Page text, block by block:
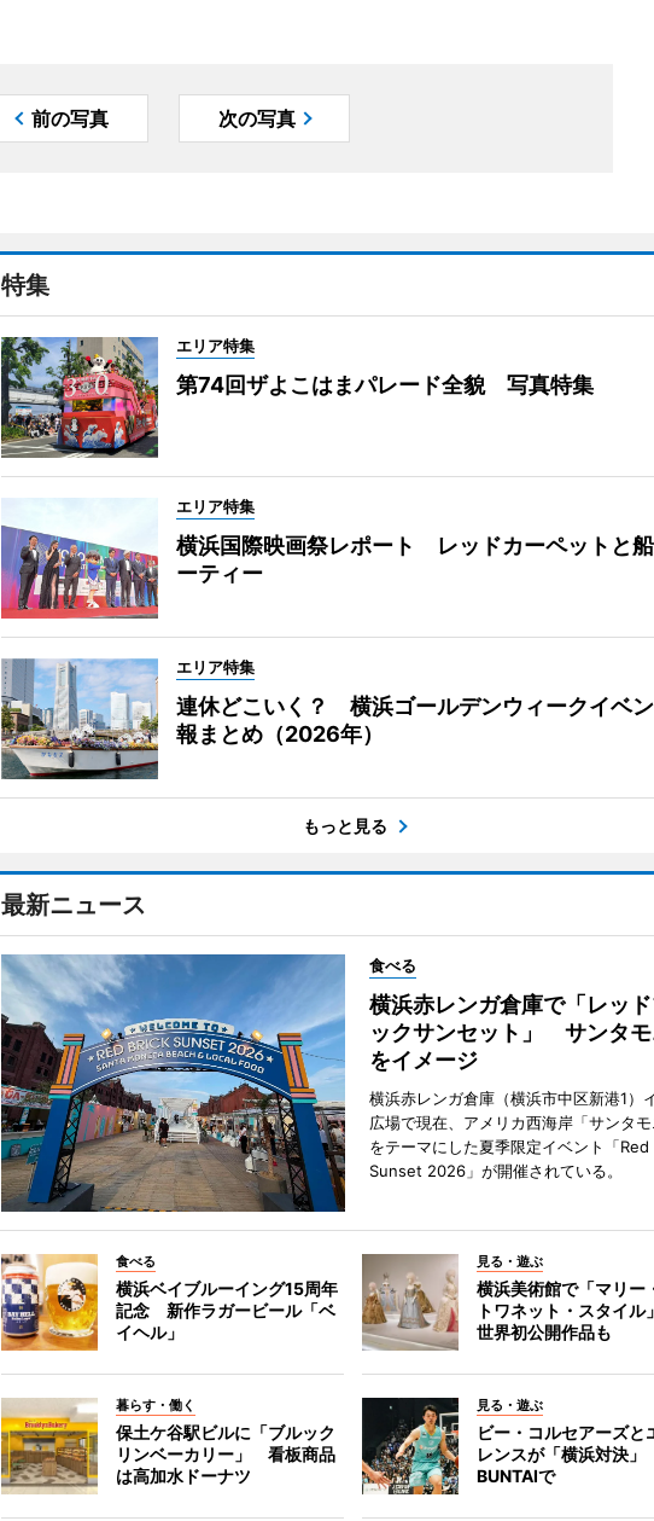
前の写真 次の写真
特集
エリア特集
第74回ザよこはまパレード全貌 写真特集
エリア特集
横浜国際映画祭レポート レッドカーペットと
ーティー
エリア特集
連休どこいく？ 横浜ゴールデンウィークイベ
報まとめ（2026年）
もっと見る
最新ニュース
食べる
横浜赤レンガ倉庫で「レッド
ックサンセット」 サンタモ
をイメージ
横浜赤レンガ倉庫（横浜市中区新港1）
広場で現在、アメリカ西海岸「サンタモ
をテーマにした夏季限定イベント「Red
Sunset 2026」が開催されている。
食べる
横浜ベイブルーイング15周年
記念 新作ラガービール「ベ
イヘル」
見る・遊ぶ
横浜美術館で「マリー
トワネット・スタイ
世界初公開作品も
暮らす・働く
保土ケ谷駅ビルに「ブルック
リンベーカリー」 看板商品
は高加水ドーナツ
見る・遊ぶ
ビー・コルセアーズと
レンスが「横浜対決
BUNTAIで